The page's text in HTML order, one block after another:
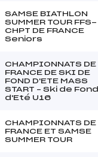
SAMSE BIATHLON
SUMMER TOUR FFS-
CHPT DE FRANCE
Seniors
CHAMPIONNATS DE
FRANCE DE SKI DE
FOND D'ETE MASS
START – Ski de Fond
d'Eté U16
CHAMPIONNATS DE
FRANCE ET SAMSE
SUMMER TOUR